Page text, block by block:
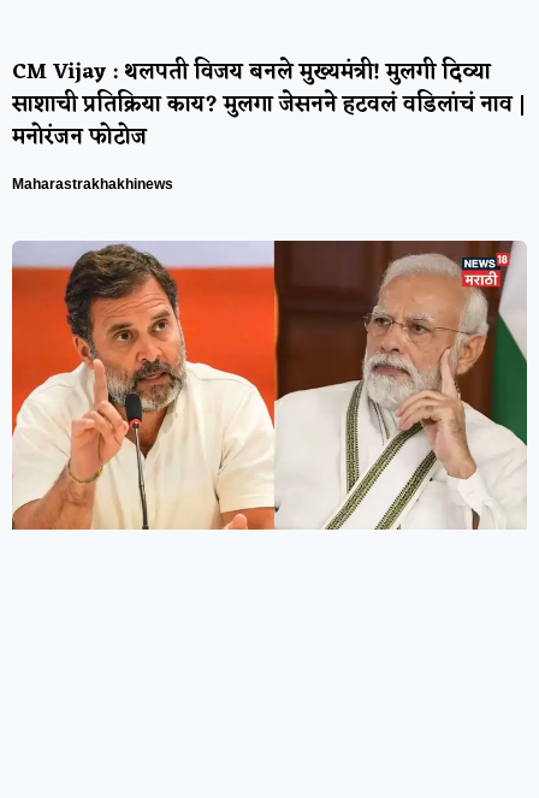
CM Vijay : थलपती विजय बनले मुख्यमंत्री! मुलगी दिव्या
साशाची प्रतिक्रिया काय? मुलगा जेसनने हटवलं वडिलांचं नाव |
मनोरंजन फोटोज
Maharastrakhakhinews